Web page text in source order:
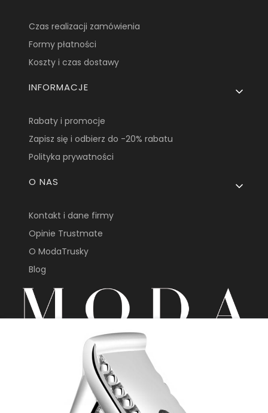
Czas realizacji zamówienia
Formy płatności
Koszty i czas dostawy
INFORMACJE
Rabaty i promocje
Zapisz się i odbierz do -20% rabatu
Polityka prywatności
O NAS
Kontakt i dane firmy
Opinie Trustmate
O ModaTrusky
Blog
sklep@modatrusky.pl